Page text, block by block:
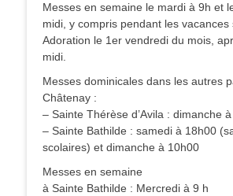
Messes en semaine le mardi à 9h et
midi, y compris pendant les vacances
Adoration le 1er vendredi du mois,
midi.
Messes dominicales dans les autres
Châtenay :
– Sainte Thérèse d’Avila : dimanche
– Sainte Bathilde : samedi à 18h00
scolaires) et dimanche à 10h00
Messes en semaine
à Sainte Bathilde : Mercredi à 9 h